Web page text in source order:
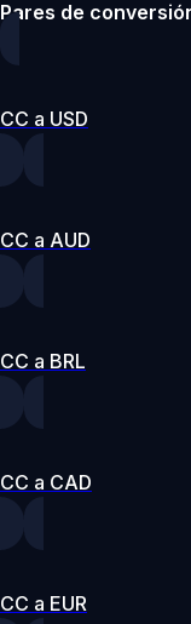
Pares de
CC a USD
CC a AUD
CC a BRL
CC a CAD
CC a EUR